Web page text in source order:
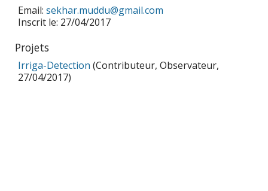
Projets
Aide
Email: sekhar.muddu@gmail.com
Inscrit le: 27/04/2017
Projets
Irriga-Detection (Contributeur, Observateur,
27/04/2017)